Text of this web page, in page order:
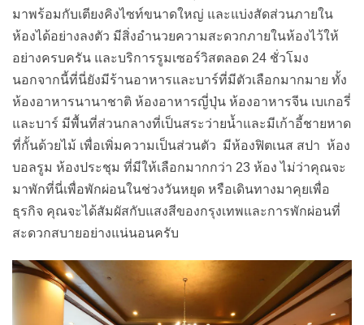
มาพร้อมกับเตียงคิงไซท์ขนาดใหญ่ และแบ่งสัดส่วนภายใน
ห้องได้อย่างลงตัว มีสิ่งอำนวยความสะดวกภายในห้องไว้ให้
อย่างครบครัน และบริการรูมเซอร์วิสตลอด 24 ชั่วโมง
นอกจากนี้ที่นี่ยังมีร้านอาหารและบาร์ที่มีตัวเลือกมากมาย ทั้ง
ห้องอาหารนานาชาติ ห้องอาหารญี่ปุ่น ห้องอาหารจีน เบเกอรี่
และบาร์ มีพื้นที่ส่วนกลางที่เป็นสระว่ายน้ำและมีเก้าอี้ชายหาด
ที่กั้นด้วยไม้ เพื่อเพิ่มความเป็นส่วนตัว มีห้องฟิตเนส สปา ห้อง
บอลรูม ห้องประชุม ที่มีให้เลือกมากกว่า 23 ห้อง ไม่ว่าคุณจะ
มาพักที่นี่เพื่อพักผ่อนในช่วงวันหยุด หรือเดินทางมาคุยเพื่อ
ธุรกิจ คุณจะได้สัมผัสกับแสงสีของกรุงเทพและการพักผ่อนที่
สะดวกสบายอย่างแน่นอนครับ